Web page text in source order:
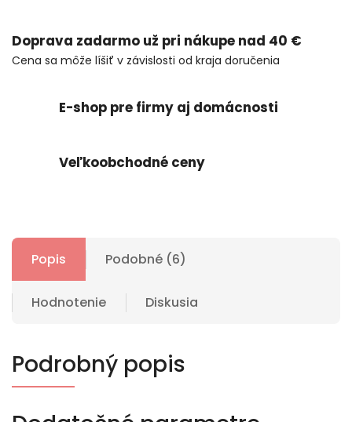
Doprava zadarmo už pri nákupe nad 40 €
Cena sa môže líšiť v závislosti od kraja doručenia
E-shop pre firmy aj domácnosti
Veľkoobchodné ceny
Popis Podobné (6)
Hodnotenie Diskusia
Podrobný popis